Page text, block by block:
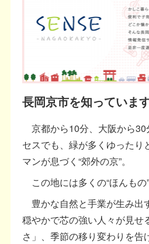
長岡京市を知っていま
京都から10分、大阪から30
セスでも、緑が多くゆったり
マンが息づく“郊外の京”。
この地には多くの“ほんもの
豊かな自然と手業が生み出
穏やかで芯の強い人々が見せ
さ」、季節の移り変わりを告